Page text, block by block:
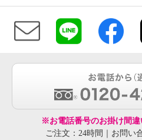
※お電話番号のお掛け間違
ご注文：24時間｜お問い